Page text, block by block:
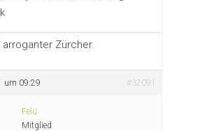
arroganter Zürcher.
um 09:29 #32091
Felu
Mitglied